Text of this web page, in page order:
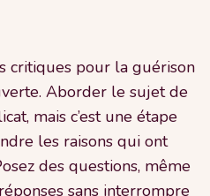
critiques pour la guérison
Aborder le sujet de
mais c’est une étape
les raisons qui ont
des questions, même
sans interrompre